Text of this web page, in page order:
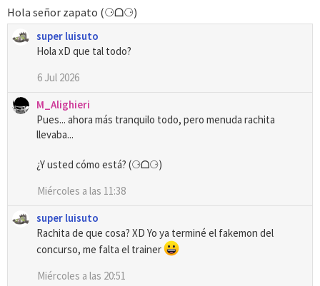
Hola señor zapato (⚆ᗝ⚆)
super luisuto
Hola xD que tal todo?
6 Jul 2026
M_Alighieri
Pues... ahora más tranquilo todo, pero menuda rachita
llevaba...
¿Y usted cómo está? (⚆ᗝ⚆)
Miércoles a las 11:38
super luisuto
Rachita de que cosa? XD Yo ya terminé el fakemon del
concurso, me falta el trainer
Miércoles a las 20:51